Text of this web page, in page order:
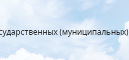
(муниципальных)